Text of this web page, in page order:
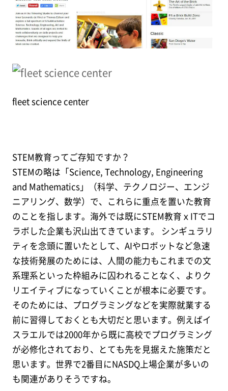
fleet science center
STEM教育ってご存知ですか？
STEMの略は「Science, Technology, Engineering
and Mathematics」（科学、テクノロジー、エンジ
ニアリング、数学）で、これらに重点を置いた教育
のことを指します。海外では既にSTEM教育ｘITでコ
ラボした企業も沢山出てきています。 シンギュラリ
ティを念頭に置いたとして、AIやロボットなど急速
な技術発展のためには、人間の能力もこれまでの文
系理系といった枠組みに囚われることなく、よりク
リエイティブになっていくことが根本に必要です。
そのためには、プログラミングなどを実際就業する
前に習得しておくとも大切だと思います。例えばイ
スラエルでは2000年から既に高校でプログラミング
が必修化されており、とても先を見据えた施策だと
思います。世界で2番目にNASDQ上場企業が多いの
も関連がありそうですね。